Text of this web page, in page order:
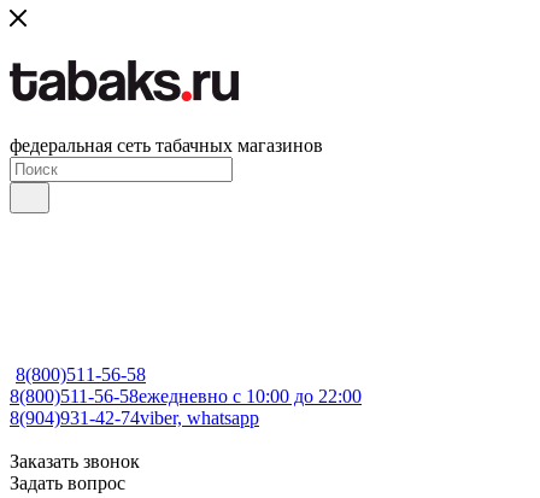
федеральная сеть табачных магазинов
8(800)511-56-58
8(800)511-56-58ежедневно с 10:00 до 22:00
8(904)931-42-74viber, whatsapp
Заказать звонок
Задать вопрос